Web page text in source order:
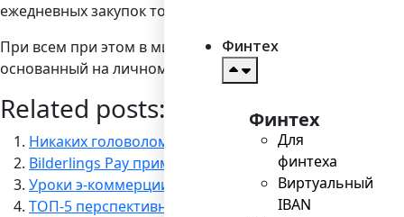
Финтех
Финтех
Для
финтеха
Виртуальный
IBAN
ежедневных закупок товара – простой способ
При всем при этом в мире до сих пор ведутся споры –
основанный на личном опыте, остается за вами.
Related posts:
Никаких головоломок, или что нужно запомнить о
Bilderlings Pay примет участие в выставке RIGA
Уроки э-коммерции: как “курирование контента”
ТОП-5 перспективных трендов онлайн-бизнеса